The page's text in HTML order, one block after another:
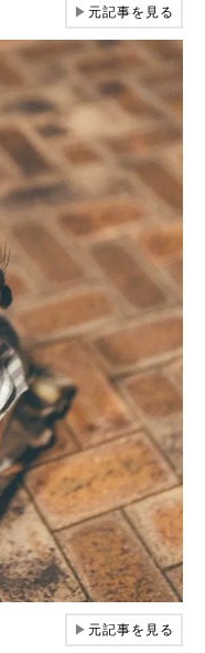
▶元記事を見る
▶元記事を見る